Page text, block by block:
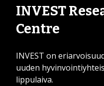
INVEST
Centre
INVEST on
uuden
lippulaiva.